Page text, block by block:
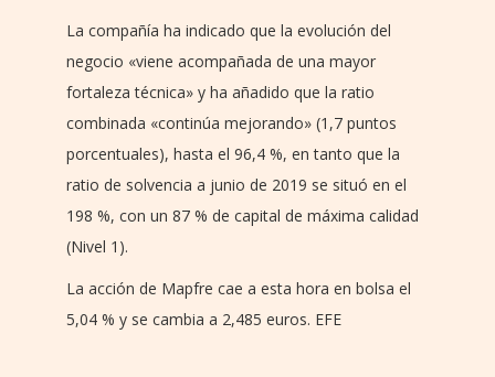
La compañía ha indicado que la evolución del
negocio «viene acompañada de una mayor
fortaleza técnica» y ha añadido que la ratio
combinada «continúa mejorando» (1,7 puntos
porcentuales), hasta el 96,4 %, en tanto que la
ratio de solvencia a junio de 2019 se situó en el
198 %, con un 87 % de capital de máxima calidad
(Nivel 1).
La acción de Mapfre cae a esta hora en bolsa el
5,04 % y se cambia a 2,485 euros. EFE